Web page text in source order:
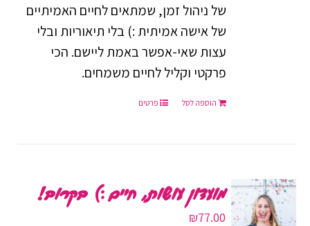
של ניהול זמן, שמתאים לחיים האמיתיים
של אישה אמיתית :) בלי תיאוריות ובלי
עצות שאי-אפשר באמת ליישם. הכי
פרקטי וקליל לחיים משמחים.
הוספה לסל פרטים
מועדון עושות, חיים :) בקרוב!
₪77.00